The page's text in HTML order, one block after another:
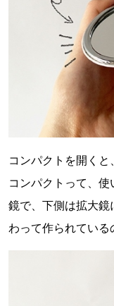
コンパクトを開く
コンパクトって、
鏡で、下側は拡大
わって作られている